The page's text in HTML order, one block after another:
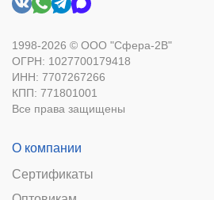
1998-2026 © ООО "Сфера-2В"
ОГРН: 1027700179418
ИНН: 7707267266
КПП: 771801001
Все права защищены
О компании
Сертификаты